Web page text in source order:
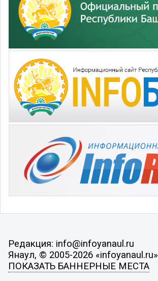
Редакция: info@infoyanaul.ru
Янаул, © 2005-2026 «infoyanaul.ru»
ПОКАЗАТЬ БАННЕРНЫЕ МЕСТА